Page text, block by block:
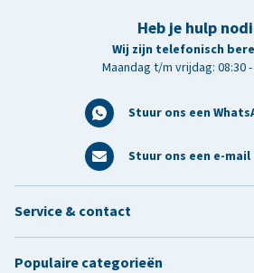
Heb je hulp
Wij zijn telefonisch
Maandag t/m vrijdag: 08:30
Stuur ons een
Stuur ons een e-mail
Service & contact
Populaire categorieën